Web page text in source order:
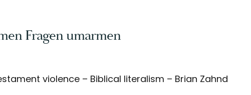
Fragen umarmen
violence – Biblical literalism – Brian Zahnd